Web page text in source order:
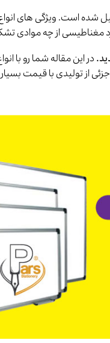
شده است. ویژگی های
مغناطیسی از چه موادی
در این مقاله شما رو با
از تولیدی با قیمت